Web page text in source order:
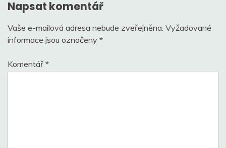
Napsat komentář
Vaše e-mailová adresa nebude zveřejněna. Vyžadované
informace jsou označeny *
Komentář *